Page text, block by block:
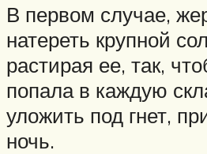
В первом случае,
натереть крупной
растирая ее, так,
попала в каждую
уложить под гнет,
ночь.